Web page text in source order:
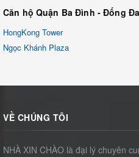
Căn hộ Quận Ba Đình - Đống Đa
HongKong Tower
Ngọc Khánh Plaza
VỀ CHÚNG TÔI
NHÀ XIN CHÀO là đại lý chuyên